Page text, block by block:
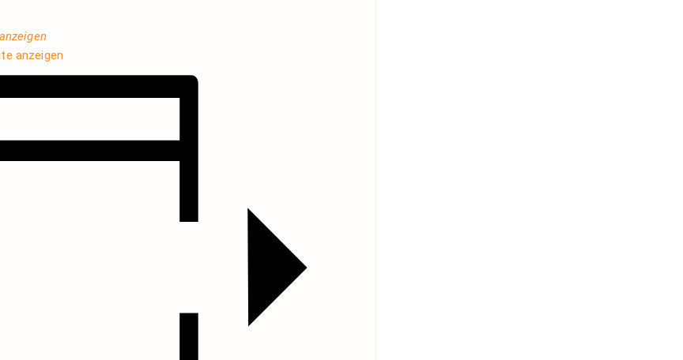
anzeigen